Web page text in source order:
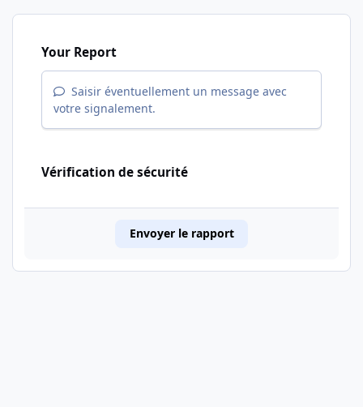
Your Report
Saisir éventuellement un message avec
votre signalement.
Vérification de sécurité
Envoyer le rapport